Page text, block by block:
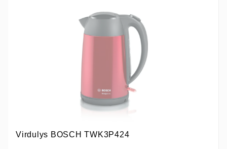
Virdulys BOSCH TWK3P424